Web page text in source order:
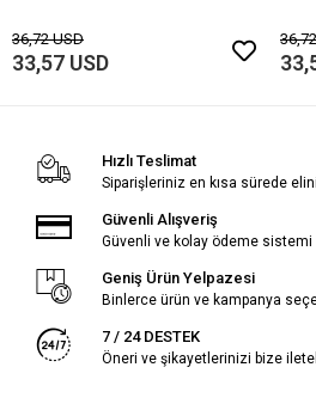
36,72 USD
33,57 USD
Hızlı Teslimat
Siparişleriniz en kısa sürede
Güvenli Alışveriş
Güvenli ve kolay ödeme sistemi
Geniş Ürün Yelpazesi
Binlerce ürün ve kampanya
7 / 24 DESTEK
Öneri ve şikayetlerinizi bize